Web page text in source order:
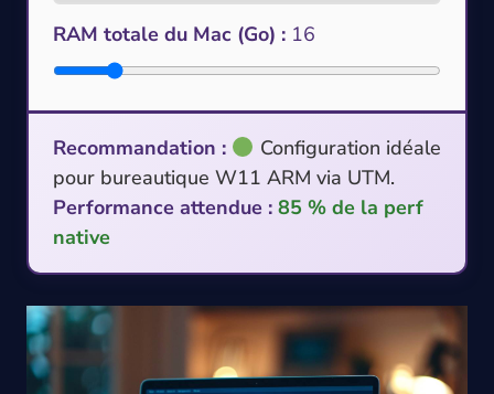
RAM totale du Mac (Go) : 16
Recommandation :
Configuration idéale
pour bureautique W11 ARM via UTM.
Performance attendue : 85 % de la perf
native